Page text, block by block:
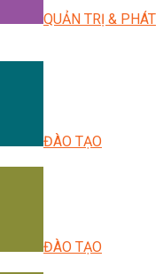
QUẢN TRỊ & PHÁT
ĐÀO TẠO
ĐÀO TẠO